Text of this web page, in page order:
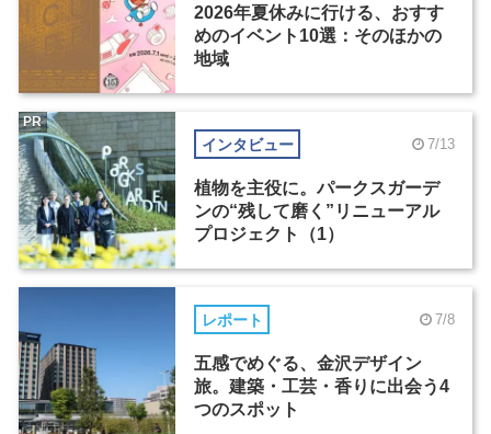
2026年夏休みに行ける、おすす
めのイベント10選：そのほかの
地域
インタビュー 7/13
植物を主役に。パークスガーデ
ンの“残して磨く”リニューアル
プロジェクト（1）
PR
レポート 7/8
五感でめぐる、金沢デザイン
旅。建築・工芸・香りに出会う4
つのスポット